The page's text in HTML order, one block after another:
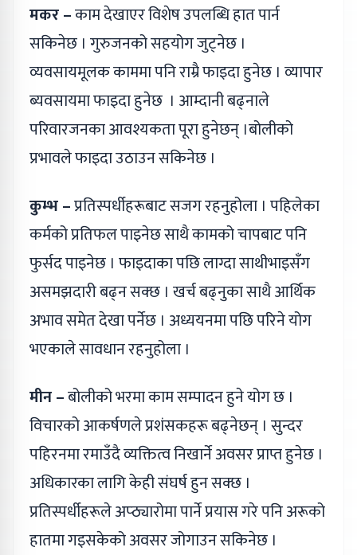
मकर –काम देखाएर विशेष उपलब्धि हात पार्न
सकिनेछ । गुरुजनको सहयोग जुट्नेछ ।
व्यवसायमूलक काममा पनि राम्रै फाइदा हुनेछ । व्यापार
ब्यवसायमा फाइदा हुनेछ । आम्दानी बढ्नाले
परिवारजनका आवश्यकता पूरा हुनेछन् ।बोलीको
प्रभावले फाइदा उठाउन सकिनेछ ।
कुम्भ –प्रतिस्पर्धीहरूबाट सजग रहनुहोला । पहिलेका
कर्मको प्रतिफल पाइनेछ साथै कामको चापबाट पनि
फुर्सद पाइनेछ । फाइदाका पछि लाग्दा साथीभाइसँग
असमझदारी बढ्न सक्छ । खर्च बढ्नुका साथै आर्थिक
अभाव समेत देखा पर्नेछ । अध्ययनमा पछि परिने योग
भएकाले सावधान रहनुहोला ।
मीन –बोलीको भरमा काम सम्पादन हुने योग छ ।
विचारको आकर्षणले प्रशंसकहरू बढ्नेछन् । सुन्दर
पहिरनमा रमाउँदै व्यक्तित्व निखार्ने अवसर प्राप्त हुनेछ ।
अधिकारका लागि केही संघर्ष हुन सक्छ ।
प्रतिस्पर्धीहरूले अप्ठ्यारोमा पार्ने प्रयास गरे पनि अरूको
हातमा गइसकेको अवसर जोगाउन सकिनेछ ।